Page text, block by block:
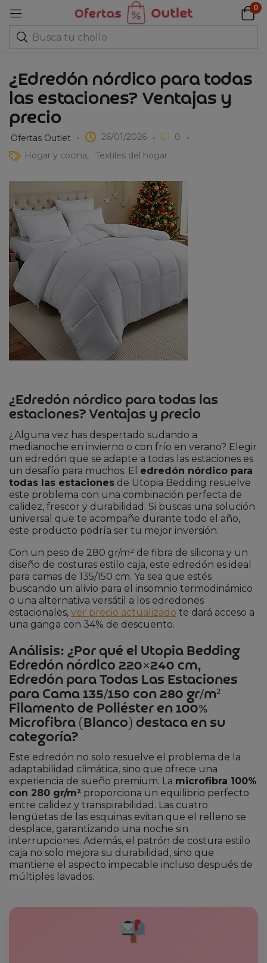
0
¿Edredón nórdico para todas
las estaciones? Ventajas y
precio
Ofertas Outlet 26/01/2026
0
Hogar y cocina
Textiles del hogar
¿Edredón nórdico para todas las
estaciones? Ventajas y precio
¿Alguna vez has despertado sudando a
medianoche en invierno o con frío en verano? Elegir
un edredón que se adapte a todas las estaciones es
un desafío para muchos. El edredón nórdico para
todas las estaciones de Utopia Bedding resuelve
este problema con una combinación perfecta de
calidez, frescor y durabilidad. Si buscas una solución
universal que te acompañe durante todo el año,
este producto podría ser tu mejor inversión.
Con un peso de 280 gr/m² de fibra de silicona y un
diseño de costuras estilo caja, este edredón es ideal
para camas de 135/150 cm. Ya sea que estés
buscando un alivio para el insomnio termodinámico
o una alternativa versátil a los edredones
estacionales, ver precio actualizado te dará acceso a
una ganga con 34% de descuento.
Análisis: ¿Por qué el Utopia Bedding
Edredón nórdico 220×240 cm,
Edredón para Todas Las Estaciones
para Cama 135/150 con 280 gr/m²
Filamento de Poliéster en 100%
Microfibra (Blanco) destaca en su
categoría?
Este edredón no solo resuelve el problema de la
adaptabilidad climática, sino que ofrece una
experiencia de sueño premium. La microfibra 100%
con 280 gr/m² proporciona un equilibrio perfecto
entre calidez y transpirabilidad. Las cuatro
lengüetas de las esquinas evitan que el relleno se
desplace, garantizando una noche sin
interrupciones. Además, el patrón de costura estilo
caja no solo mejora su durabilidad, sino que
mantiene el aspecto impecable incluso después de
múltiples lavados.